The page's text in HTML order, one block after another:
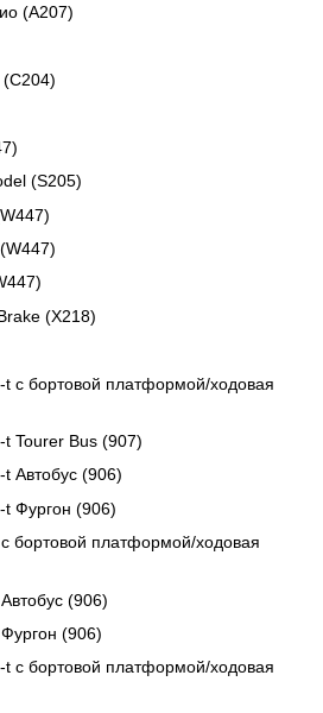
(A207)
(C204)
(S205)
(X218)
t c бортовой платформой/ходовая
t Tourer Bus (907)
Автобус (906)
t Фургон (906)
бортовой платформой/ходовая
(906)
(906)
t c бортовой платформой/ходовая